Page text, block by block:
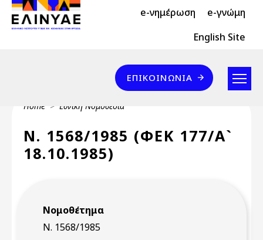
Skip to main content
Header Top 2 e-νημέρωση e-γνώμη
Header Top English Site
Επικοινωνία
ΕΠΙΚΟΙΝΩΝΊΑ
Breadcrumb
Home Εθνική Νομοθεσία
Ν. 1568/1985 (ΦΕΚ 177/Α`
18.10.1985)
Νομοθέτημα
Ν. 1568/1985